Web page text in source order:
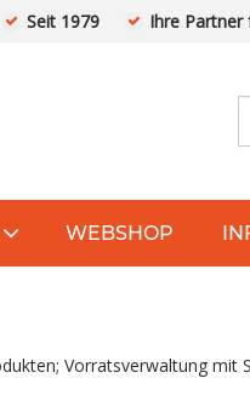
Seit 1979 Ihre Partner
WEBSHOP
Vorratsverwaltung mit